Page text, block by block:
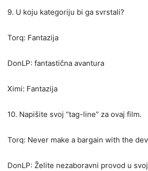
9. U koju kategoriju bi ga svrstali?
Torq: Fantazija
DonLP: fantastična avantura
Ximi: Fantazija
10. Napišite svoj “tag-line” za ovaj film.
Torq: Never make a bargain with the
DonLP: Želite nezaboravni provod u